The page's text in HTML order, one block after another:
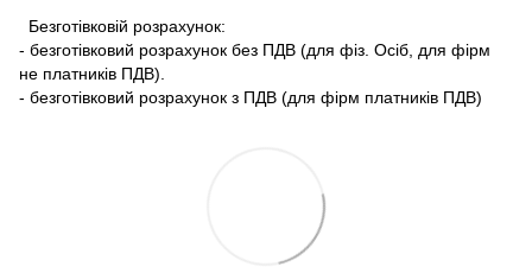
Безготівковій розрахунок:
- безготівковий розрахунок без ПДВ (для фіз. Осіб, для фірм
не платників ПДВ).
- безготівковий розрахунок з ПДВ (для фірм платників ПДВ)